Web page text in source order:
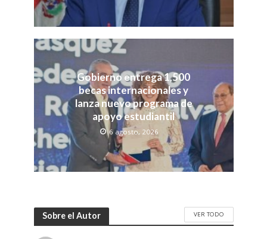
Gobierno entrega 1,500
becas internacionales y
lanza nuevo programa de
apoyo estudiantil
6 agosto, 2026
Sobre el Autor VER TODO